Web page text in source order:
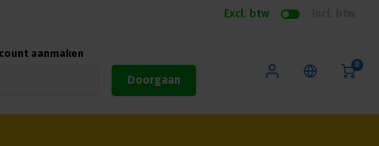
Excl. btw
aanmaken
Doorgaan
0